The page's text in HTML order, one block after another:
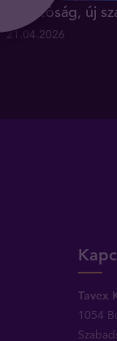
Új hatóság, új
21.04.2026
Tavex
1054